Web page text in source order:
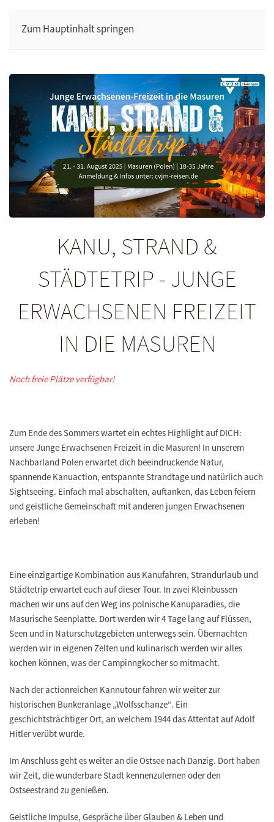
Zum Hauptinhalt springen
KANU, STRAND &
STÄDTETRIP - JUNGE
ERWACHSENEN FREIZEIT
IN DIE MASUREN
Noch freie Plätze verfügbar!
Zum Ende des Sommers wartet ein echtes Highlight auf DICH:
unsere Junge Erwachsenen Freizeit in die Masuren! In unserem
Nachbarland Polen erwartet dich beeindruckende Natur,
spannende Kanuaction, entspannte Strandtage und natürlich auch
Sightseeing. Einfach mal abschalten, auftanken, das Leben feiern
und geistliche Gemeinschaft mit anderen jungen Erwachsenen
erleben!
Eine einzigartige Kombination aus Kanufahren, Strandurlaub und
Städtetriperwartet euch auf dieser Tour. In zwei Kleinbussen
machen wir uns auf den Weg ins polnische Kanuparadies, die
Masurische Seenplatte. Dort werden wir 4 Tage lang auf Flüssen,
Seen und in Naturschutzgebieten unterwegs sein. Übernachten
werden wir in eigenen Zelten und kulinarisch werden wir alles
kochen können, was der Campinngkocher so mitmacht.
Nach der actionreichen Kannutour fahren wir weiter zur
historischen Bunkeranlage „Wolfsschanze“. Ein
geschichtsträchtiger Ort, an welchem 1944 das Attentat auf Adolf
Hitler verübt wurde.
Im Anschluss geht es weiter an die Ostsee nach Danzig. Dort haben
wir Zeit, die wunderbare Stadt kennenzulernen oder den
Ostseestrand zu genießen.
Geistliche Impulse, Gespräche über Glauben & Leben und